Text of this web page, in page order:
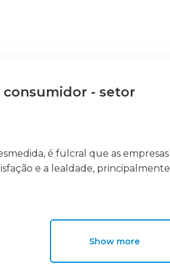
- setor
é fulcral que as empresas
e a lealdade, principalmente
o automóvel de luxo, significa
e os individuos. Marcas
através de sensações
produtos, estará a Porsche
Show more